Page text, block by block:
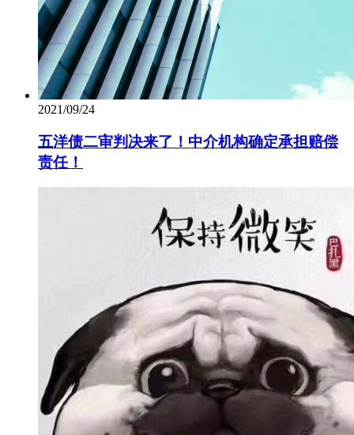
2021/09/24
五洋债二审判决来了！中介机构确定承担赔偿
责任！